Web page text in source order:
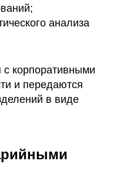
анализа
с корпоративными
и передаются
в виде